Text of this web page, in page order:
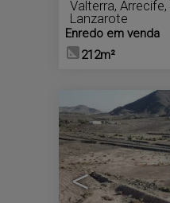
Valterra, Arrecife,
Lanzarote
Enredo em venda
212m²
<